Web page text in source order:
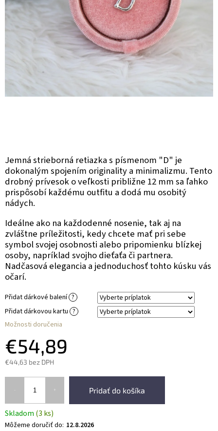
€54,89
€44,63 bez DPH
Pridať do košíka
Skladom (3 ks)
Môžeme doručiť do: 12.8.2026
Přidat dárkové balení ?
Přidat dárkovou kartu ?
Možnosti doručenia
Jemná strieborná retiazka s písmenom "D" je
dokonalým spojením originality a minimalizmu. Tento
drobný prívesok o veľkosti približne 12 mm sa ľahko
prispôsobí každému outfitu a dodá mu osobitý
nádych.
Ideálne ako na každodenné nosenie, tak aj na
zvláštne príležitosti, kedy chcete mať pri sebe
symbol svojej osobnosti alebo pripomienku blízkej
osoby, napríklad svojho dieťaťa či partnera.
Nadčasová elegancia a jednoduchosť tohto kúsku vás
očarí.